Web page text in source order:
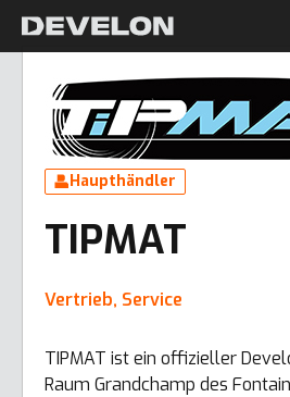
Haupthändler
TIPMAT
Vertrieb, Service
TIPMAT ist ein offizieller
Raum Grandchamp des